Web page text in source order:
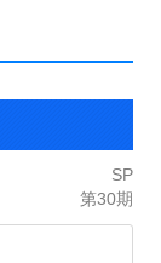
SP
第30期